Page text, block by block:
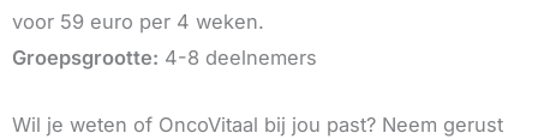
voor 59 euro per 4 weken.
Groepsgrootte: 4-8 deelnemers
Wil je weten of OncoVitaal bij jou past? Neem gerust